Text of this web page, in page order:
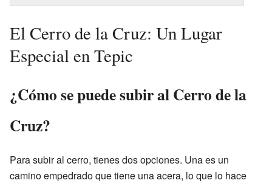
El Cerro de la Cruz: Un Lugar
Especial en Tepic
¿Cómo se puede subir al Cerro de la
Cruz?
Para subir al cerro, tienes dos opciones. Una es un
camino empedrado que tiene una acera, lo que lo hace